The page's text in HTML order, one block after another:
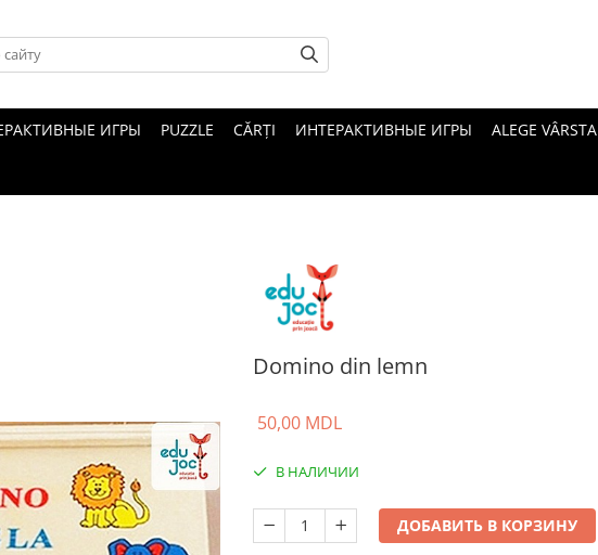
ИГРЫ PUZZLE CĂRȚI ИНТЕРАКТИВНЫЕ ИГРЫ ALEGE VÂRSTA
Domino din lemn
50,00 MDL
В НАЛИЧИИ
ДОБАВИТЬ В КОРЗИНУ